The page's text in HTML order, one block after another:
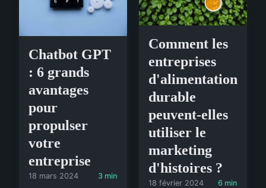
Chatbot GPT
: 6 grands
avantages
pour
propulser
votre
entreprise
18 mars 2024 3 min
Comment les
entreprises
d'alimentation
durable
peuvent-elles
utiliser le
marketing
d'histoires ?
18 février 2024 6 min